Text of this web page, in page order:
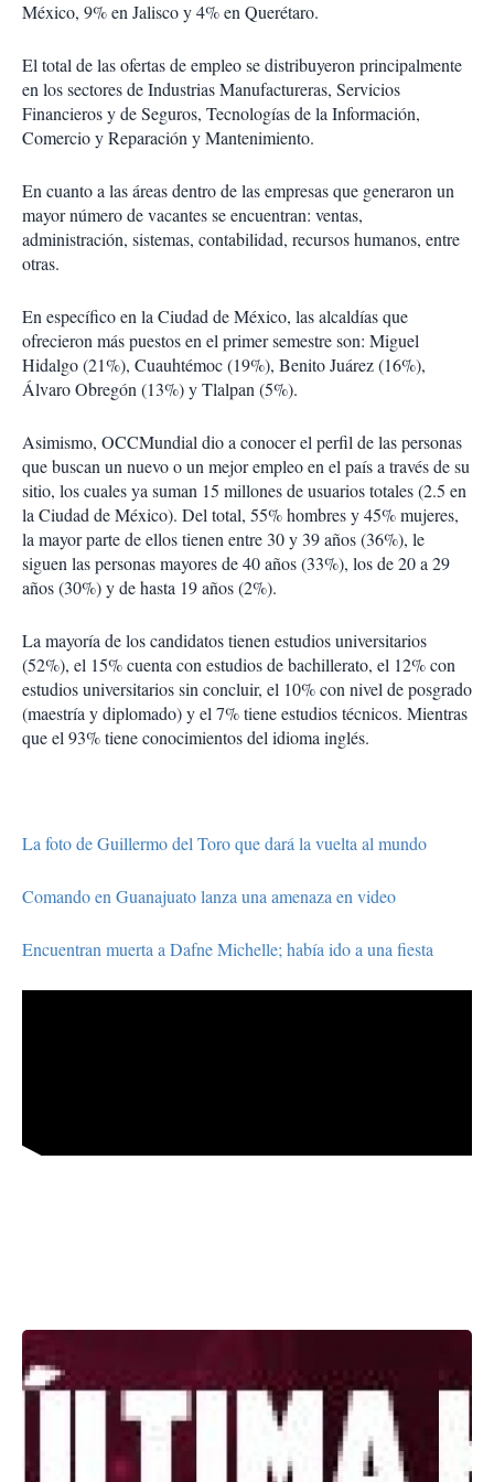
México, 9% en Jalisco y 4% en Querétaro.
El total de las ofertas de empleo se distribuyeron principalmente
en los sectores de Industrias Manufactureras, Servicios
Financieros y de Seguros, Tecnologías de la Información,
Comercio y Reparación y Mantenimiento.
En cuanto a las áreas dentro de las empresas que generaron un
mayor número de vacantes se encuentran: ventas,
administración, sistemas, contabilidad, recursos humanos, entre
otras.
En específico en la Ciudad de México, las alcaldías que
ofrecieron más puestos en el primer semestre son: Miguel
Hidalgo (21%), Cuauhtémoc (19%), Benito Juárez (16%),
Álvaro Obregón (13%) y Tlalpan (5%).
Asimismo, OCCMundial dio a conocer el perfil de las personas
que buscan un nuevo o un mejor empleo en el país a través de su
sitio, los cuales ya suman 15 millones de usuarios totales (2.5 en
la Ciudad de México). Del total, 55% hombres y 45% mujeres,
la mayor parte de ellos tienen entre 30 y 39 años (36%), le
siguen las personas mayores de 40 años (33%), los de 20 a 29
años (30%) y de hasta 19 años (2%).
La mayoría de los candidatos tienen estudios universitarios
(52%), el 15% cuenta con estudios de bachillerato, el 12% con
estudios universitarios sin concluir, el 10% con nivel de posgrado
(maestría y diplomado) y el 7% tiene estudios técnicos. Mientras
que el 93% tiene conocimientos del idioma inglés.
La foto de Guillermo del Toro que dará la vuelta al mundo
Comando en Guanajuato lanza una amenaza en video
Encuentran muerta a Dafne Michelle; había ido a una fiesta